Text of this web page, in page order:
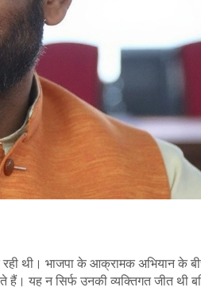
थी। भाजपा के आक्रामक अभियान के
हैं। यह न सिर्फ उनकी व्यक्तिगत जीत थी